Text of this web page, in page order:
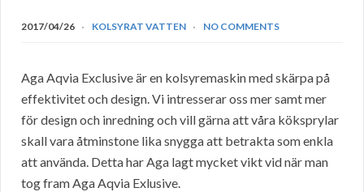
2017/04/26 KOLSYRAT VATTEN NO COMMENTS
Aga Aqvia Exclusive är en kolsyremaskin med skärpa på
effektivitet och design. Vi intresserar oss mer samt mer
för design och inredning och vill gärna att våra köksprylar
skall vara åtminstone lika snygga att betrakta som enkla
att använda. Detta har Aga lagt mycket vikt vid när man
tog fram Aga Aqvia Exlusive.